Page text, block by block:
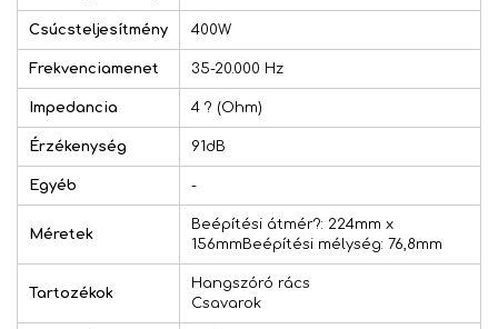
Csúcsteljesítmény 400W
Frekvenciamenet 35-20.000 Hz
Impedancia 4 ? (Ohm)
Érzékenység 91dB
Egyéb -
Méretek
Beépítési átmér?: 224mm x
156mmBeépítési mélység: 76,8mm
Tartozékok
Hangszóró rács
Csavarok